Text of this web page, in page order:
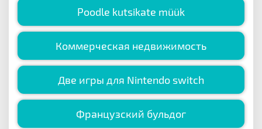
Poodle kutsikate müük
Коммерческая недвижимость
Две игры для Nintendo switch
Французский бульдог